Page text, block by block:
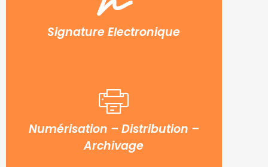
Signature Electronique
Numérisation – Distribution –
Archivage